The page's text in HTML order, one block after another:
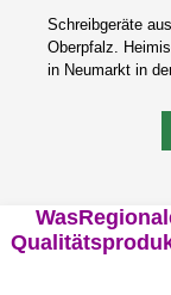
Schreibgeräte
Oberpfalz.
in Neumarkt in